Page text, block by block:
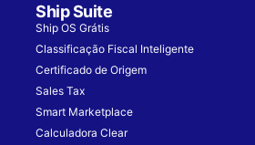
Ship Suite
Ship OS Grátis
Classificação Fiscal Inteligente
Certificado de Origem
Sales Tax
Smart Marketplace
Calculadora Clear